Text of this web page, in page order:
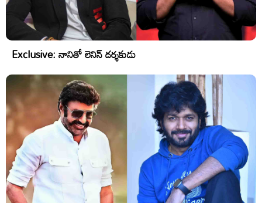
Exclusive: నానితో లెనిన్ దర్శకుడు